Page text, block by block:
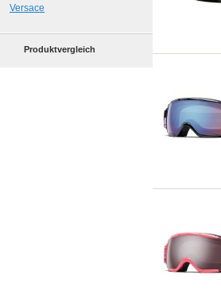
Versace
Produktvergleich